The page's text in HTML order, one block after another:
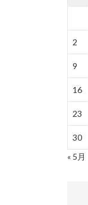
2
9
16
23
30
« 5月